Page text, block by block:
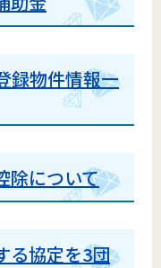
録物件情報一
除について
る協定を3団